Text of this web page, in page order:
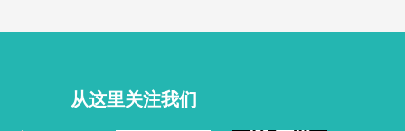
从这里关注我们